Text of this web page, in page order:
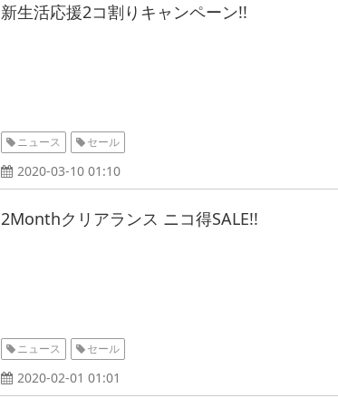
新生活応援2コ割りキャンペーン!!
ニュース セール
2020-03-10 01:10
2Monthクリアランス ニコ得SALE!!
ニュース セール
2020-02-01 01:01